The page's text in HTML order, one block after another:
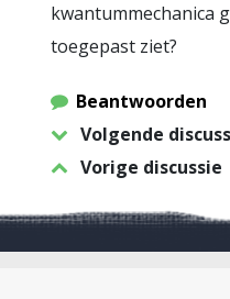
kwantummechanica
toegepast ziet?
Beantwoorden
Volgende
Vorige discussie